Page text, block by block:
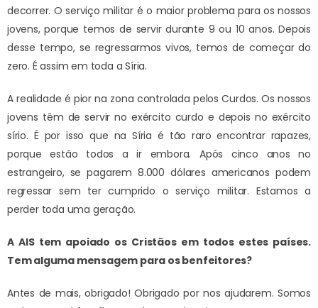
decorrer. O serviço militar é o maior problema para os nossos
jovens, porque temos de servir durante 9 ou 10 anos. Depois
desse tempo, se regressarmos vivos, temos de começar do
zero. É assim em toda a Síria.
A realidade é pior na zona controlada pelos Curdos. Os nossos
jovens têm de servir no exército curdo e depois no exército
sírio. É por isso que na Síria é tão raro encontrar rapazes,
porque estão todos a ir embora. Após cinco anos no
estrangeiro, se pagarem 8.000 dólares americanos podem
regressar sem ter cumprido o serviço militar. Estamos a
perder toda uma geração.
A AIS tem apoiado os Cristãos em todos estes países.
Tem alguma mensagem para os benfeitores?
Antes de mais, obrigado! Obrigado por nos ajudarem. Somos